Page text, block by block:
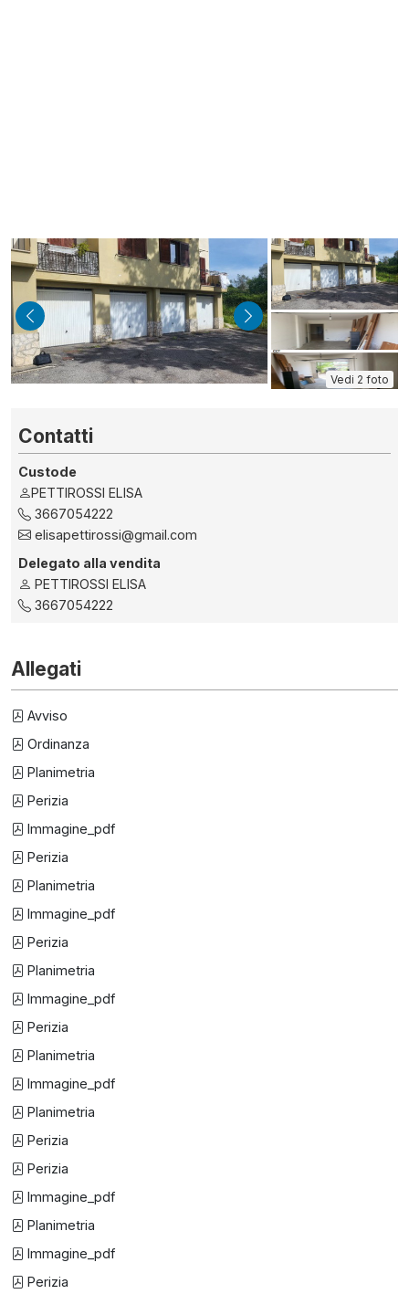
indietro avanti
Vedi 2 foto
Contatti
Custode
PETTIROSSI ELISA
3667054222
elisapettirossi@gmail.com
Delegato alla vendita
PETTIROSSI ELISA
3667054222
Allegati
Avviso
Ordinanza
Planimetria
Perizia
Immagine_pdf
Perizia
Planimetria
Immagine_pdf
Perizia
Planimetria
Immagine_pdf
Perizia
Planimetria
Immagine_pdf
Planimetria
Perizia
Perizia
Immagine_pdf
Planimetria
Immagine_pdf
Perizia